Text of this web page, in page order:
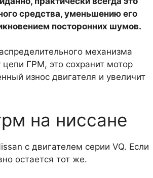
средства, уменьшению его
посторонних шумов.
механизма
ГРМ, это сохранит мотор
износ двигателя и увеличит
на ниссане
с двигателем серии VQ. Если
остается тот же.